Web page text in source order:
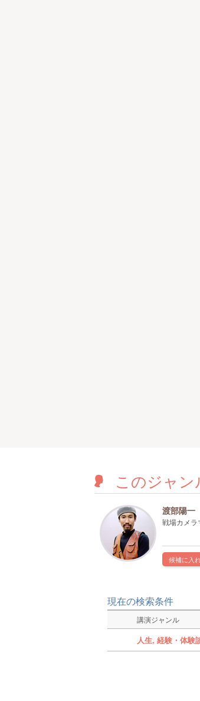
このジャ
渡部陽一
戦場カメラ
候補に入
現在の検索条件
講演ジャンル
人生, 経験・体験